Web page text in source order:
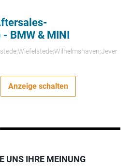
BMW & MINI
Anzeige schalten
UNS IHRE MEINUNG